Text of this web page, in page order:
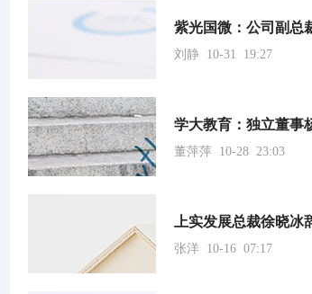
紫光国微：公司副总
刘静 10-31 19:27
学大教育：独立董事
董萍萍 10-28 23:03
上实发展总裁徐晓冰
张洋 10-16 07:17